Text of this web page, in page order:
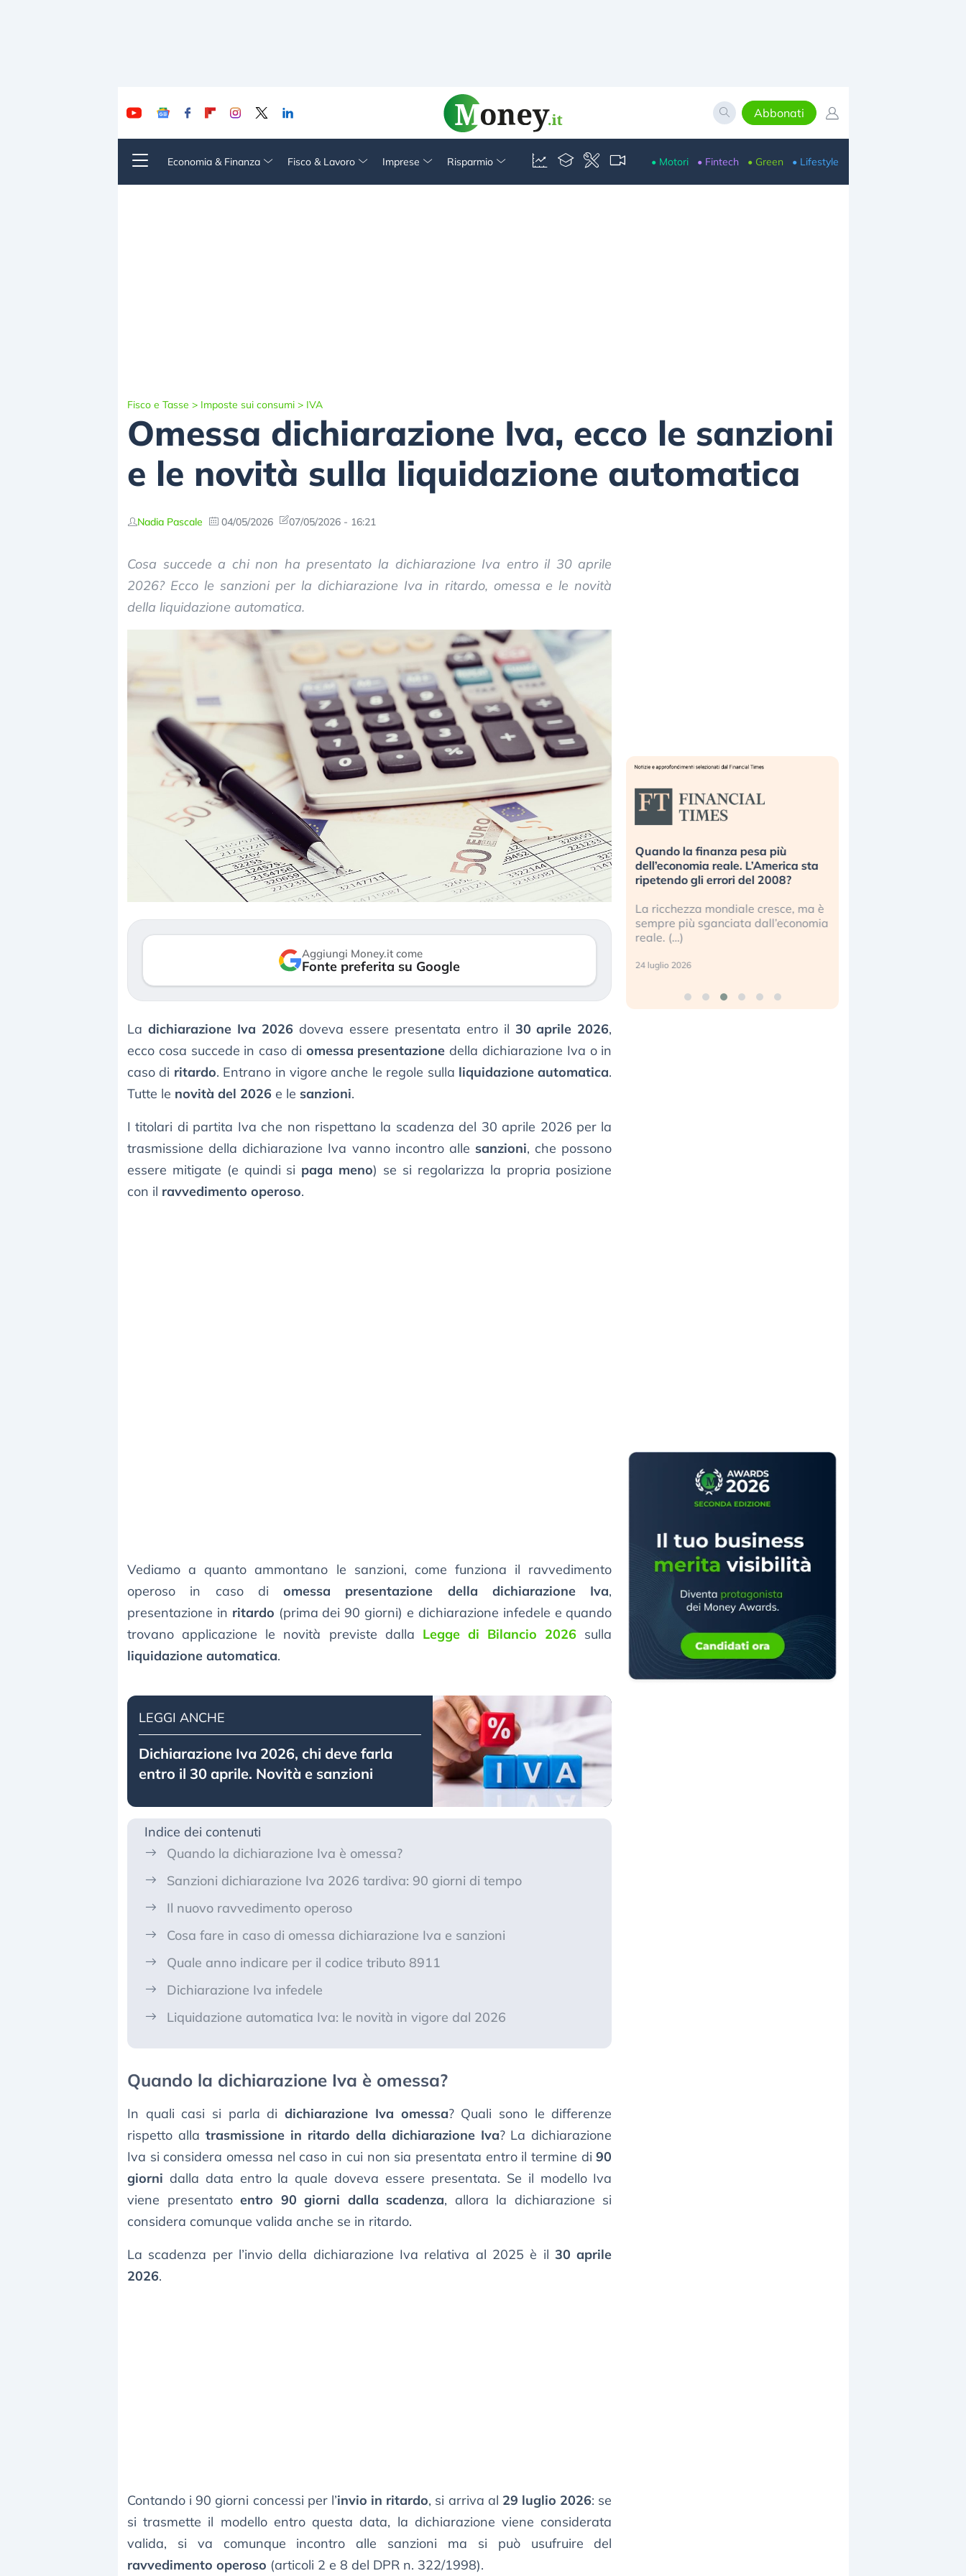
Abbonati
Economia & Finanza Fisco & Lavoro Imprese Risparmio • Motori • Fintech • Green • Lifestyle
Fisco e Tasse > Imposte sui consumi > IVA
Omessa dichiarazione Iva, ecco le sanzioni
e le novità sulla liquidazione automatica
Nadia Pascale 04/05/2026 07/05/2026 - 16:21
Cosa succede a chi non ha presentato la dichiarazione Iva entro il 30 aprile
2026? Ecco le sanzioni per la dichiarazione Iva in ritardo, omessa e le novità
della liquidazione automatica.
Aggiungi Money.it come
Fonte preferita su Google
La dichiarazione Iva 2026 doveva essere presentata entro il 30 aprile 2026,
ecco cosa succede in caso di omessa presentazione della dichiarazione Iva o in
caso di ritardo. Entrano in vigore anche le regole sulla liquidazione automatica.
Tutte le novità del 2026 e le sanzioni.
I titolari di partita Iva che non rispettano la scadenza del 30 aprile 2026 per la
trasmissione della dichiarazione Iva vanno incontro alle sanzioni, che possono
essere mitigate (e quindi si paga meno) se si regolarizza la propria posizione
con il ravvedimento operoso.
Vediamo a quanto ammontano le sanzioni, come funziona il ravvedimento
operoso in caso diomessa presentazione della dichiarazione Iva,
presentazione in ritardo (prima dei 90 giorni) e dichiarazione infedele e quando
trovano applicazione le novità previste dalla Legge di Bilancio 2026 sulla
liquidazione automatica.
LEGGI ANCHE
Dichiarazione Iva 2026, chi deve farla
entro il 30 aprile. Novità e sanzioni
Indice dei contenuti
Quando la dichiarazione Iva è omessa?
Sanzioni dichiarazione Iva 2026 tardiva: 90 giorni di tempo
Il nuovo ravvedimento operoso
Cosa fare in caso di omessa dichiarazione Iva e sanzioni
Quale anno indicare per il codice tributo 8911
Dichiarazione Iva infedele
Liquidazione automatica Iva: le novità in vigore dal 2026
Quando la dichiarazione Iva è omessa?
In quali casi si parla didichiarazione Iva omessa? Quali sono le differenze
rispetto alla trasmissione in ritardo della dichiarazione Iva? La dichiarazione
Iva si considera omessa nel caso in cui non sia presentata entro il termine di90
giorni dalla data entro la quale doveva essere presentata. Se il modello Iva
viene presentatoentro 90 giorni dalla scadenza, allora la dichiarazione si
considera comunque valida anche se in ritardo.
La scadenza per l’invio della dichiarazione Iva relativa al 2025 è il30 aprile
2026.
Contando i 90 giorni concessi per l’invio in ritardo, si arriva al 29 luglio 2026: se
si trasmette il modello entro questa data, la dichiarazione viene considerata
valida, si va comunque incontro alle sanzioni ma si può usufruire del
ravvedimento operoso (articoli 2 e 8 del DPR n. 322/1998).
Dalle valutazioni estreme alla
correzione. Cosa sta guidando il
repricing degli asset?
mostrando segni di stanchezza
verso le (…)
«La mia vita è rovinata». Investitori
in preda al panico dopo lo scoppio
della bolla AI
Kospi, mentre gli investitori retail (…)
30 luglio 2026
Quando la finanza pesa più
dell’economia reale. L’America sta
ripetendo gli errori del 2008?
La ricchezza mondiale cresce, ma è
sempre più sganciata dall’economia
reale. (…)
24 luglio 2026